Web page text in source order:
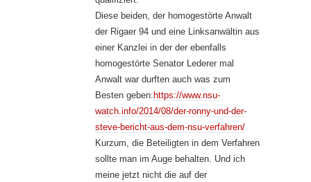
Diese beiden, der homogestörte Anwalt
der Rigaer 94 und eine Linksanwältin aus
einer Kanzlei in der der ebenfalls
homogestörte Senator Lederer mal
Anwalt war durften auch was zum
Besten geben: https://www.nsu-
watch.info/2014/08/der-ronny-und-der-
steve-bericht-aus-dem-nsu-verfahren/
Kurzum, die Beteiligten in dem Verfahren
sollte man im Auge behalten. Und ich
meine jetzt nicht die auf der